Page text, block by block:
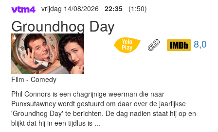
vrijdag 14/08/2026 22:35 (1:50)
Groundhog Day
8,0
Film - Comedy
Phil Connors is een chagrijnige weerman die naar
Punxsutawney wordt gestuurd om daar over de jaarlijkse
'Groundhog Day' te berichten. De dag nadien staat hij op en
blijkt dat hij in een tijdlus is ...